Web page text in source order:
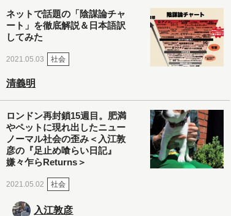
ネットで話題の「陰謀論チャ
ート」を徹底解説＆日本語訳
してみた
2021.05.03 社会
清義明
ロンドン再封鎖15週目。肥満
やペットに現れ出したニュー
ノーマル社会の歪み＜入江敦
彦の『足止め喰らい日記』
嫌々乍らReturns＞
2021.05.02 社会
入江敦彦